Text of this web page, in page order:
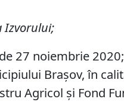
Izvorului;
27 noiembrie 2020;
Brașov, în
Agricol şi Fond